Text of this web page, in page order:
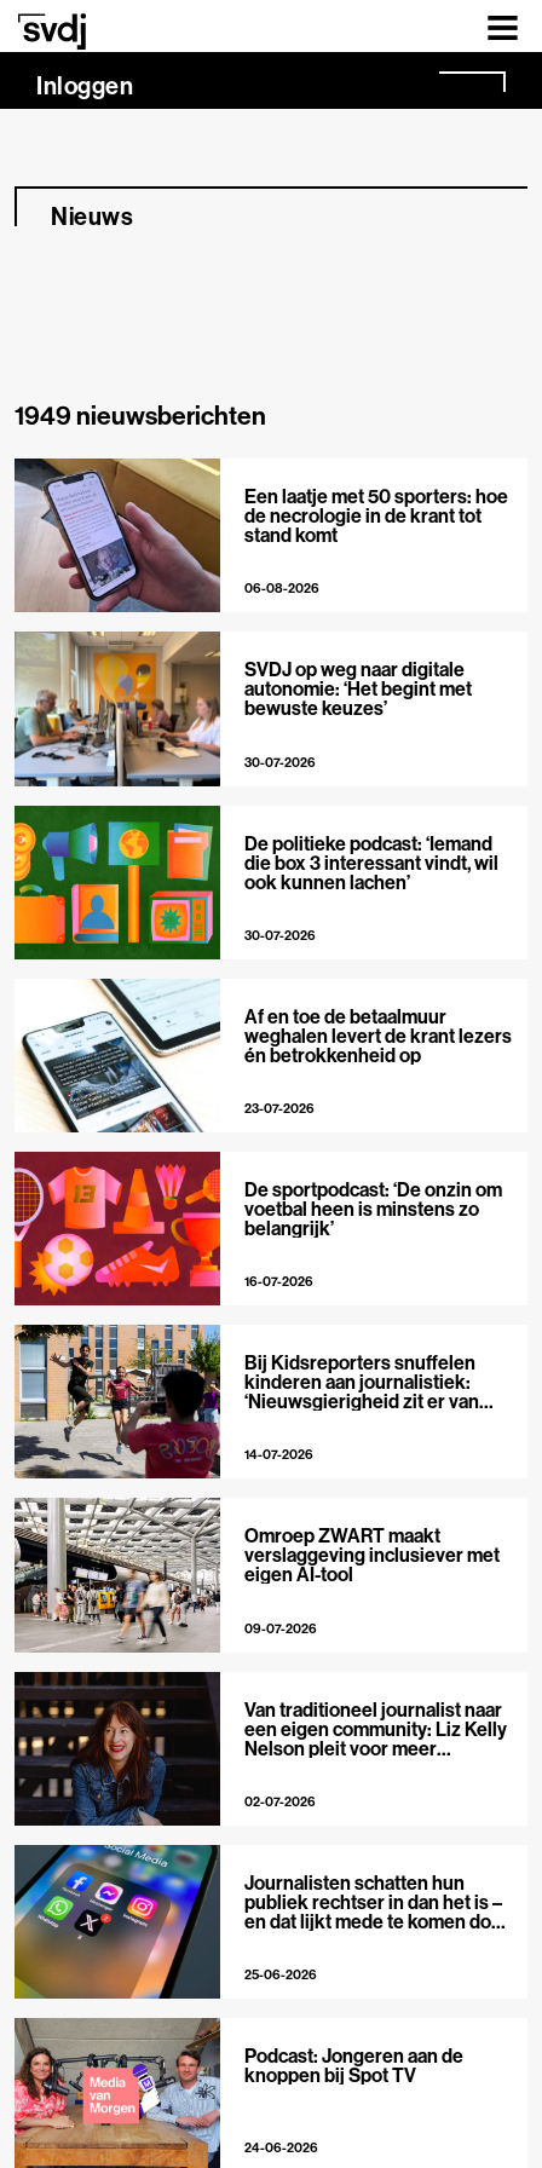
Naar hoofdinhoud
Inloggen
Nieuws
1949 nieuwsberichten
Een laatje met 50 sporters: hoe
de necrologie in de krant tot
stand komt
06-08-2026
SVDJ op weg naar digitale
autonomie: ‘Het begint met
bewuste keuzes’
30-07-2026
De politieke podcast: ‘Iemand
die box 3 interessant vindt, wil
ook kunnen lachen’
30-07-2026
Af en toe de betaalmuur
weghalen levert de krant lezers
én betrokkenheid op
23-07-2026
De sportpodcast: ‘De onzin om
voetbal heen is minstens zo
belangrijk’
16-07-2026
Bij Kidsreporters snuffelen
kinderen aan journalistiek:
‘Nieuwsgierigheid zit er van
14-07-2026
Omroep ZWART maakt
verslaggeving inclusiever met
eigen AI-tool
09-07-2026
Van traditioneel journalist naar
een eigen community: Liz Kelly
Nelson pleit voor meer
02-07-2026
Journalisten schatten hun
publiek rechtser in dan het is –
en dat lijkt mede te komen door
25-06-2026
Podcast: Jongeren aan de
knoppen bij Spot TV
24-06-2026